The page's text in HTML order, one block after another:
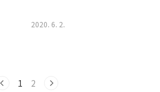
2020. 6. 2.
1 2